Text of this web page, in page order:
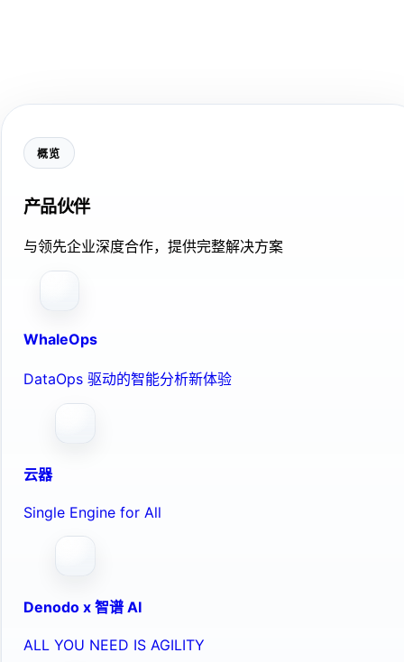
概览
产品伙伴
与领先企业深度合作，提供完整解决方案
WhaleOps
DataOps 驱动的智能分析新体验
云器
Single Engine for All
Denodo x 智谱 AI
ALL YOU NEED IS AGILITY